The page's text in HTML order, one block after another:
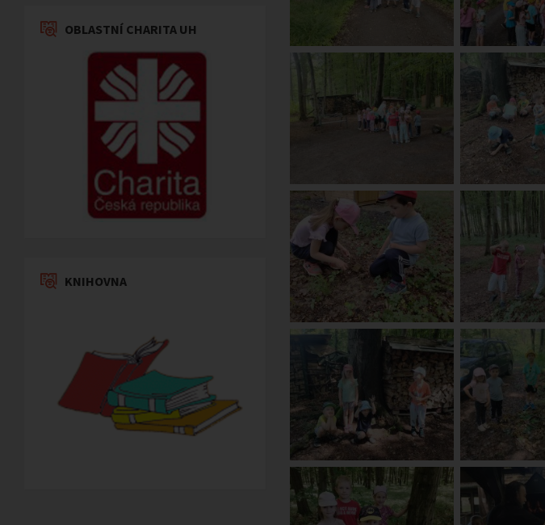
OBLASTNÍ CHARITA UH
KNIHOVNA